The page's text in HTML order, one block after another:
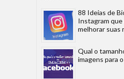
88 Ideias de
Instagram que
melhorar suas
Qual o
imagens para